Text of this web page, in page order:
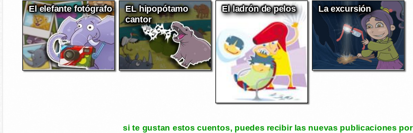
El elefante fotógrafo
EL hipopótamo
cantor
El ladrón de pelos La excursión
si te gustan estos cuentos, puedes recibir las nuevas publicaciones por